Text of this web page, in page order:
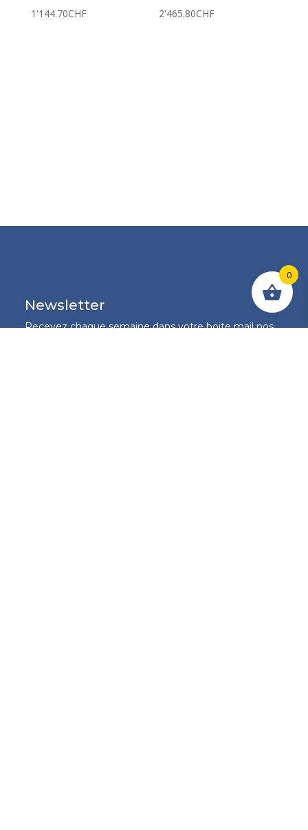
1'144.70CHF 2'465.80CHF
Newsletter
Recevez chaque semaine dans votre boite mail nos
0